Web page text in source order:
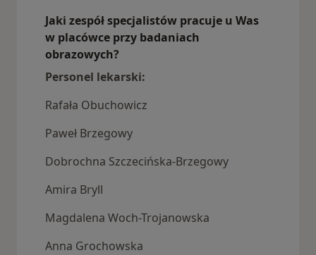
Jaki zespół specjalistów pracuje u Was
w placówce przy badaniach
obrazowych?
Personel lekarski:
Rafała Obuchowicz
Paweł Brzegowy
Dobrochna Szczecińska-Brzegowy
Amira Bryll
Magdalena Woch-Trojanowska
Anna Grochowska